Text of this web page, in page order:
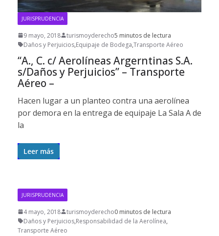
JURISPRUDENCIA
9 mayo, 2018 turismoyderecho5 minutos de lectura
Daños y Perjuicios,Equipaje de Bodega,Transporte Aéreo
“A., C. c/ Aerolíneas Argerntinas S.A.
s/Daños y Perjuicios” – Transporte
Aéreo –
Hacen lugar a un planteo contra una aerolínea
por demora en la entrega de equipaje La Sala A de
la
Leer más
JURISPRUDENCIA
4 mayo, 2018 turismoyderecho0 minutos de lectura
Daños y Perjuicios,Responsabilidad de la Aerolínea,
Transporte Aéreo